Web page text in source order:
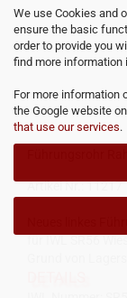
We use Cookies and
ensure the basic
order to provide you
find more information
For more information
the Google website on
that use our services.
Führungsrohr
Artikel Nr.: 11217
Neues linkes
Grund von